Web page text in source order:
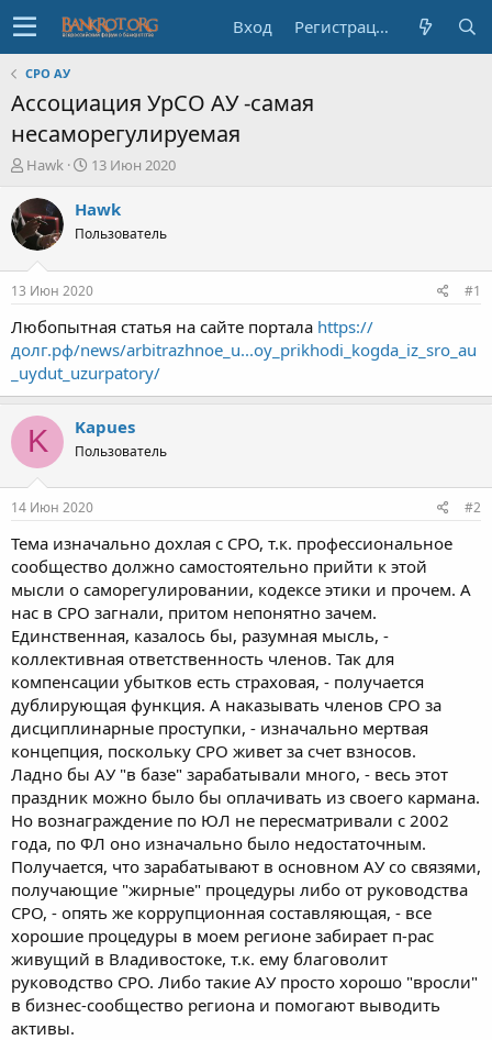
Вход Регистрация
СРО АУ
Ассоциация УрСО АУ -самая
несаморегулируемая
А
т
о
р
е
м
ы
Hawk
Д
т
н
ч
а
л
13 Июн 2020
Hawk
Пользователь
13 Июн 2020 #1
Любопытная статья на сайте портала https://
долг.рф/news/arbitrazhnoe_u...oy_prikhodi_kogda_iz_sro_au
_uydut_uzurpatory/
K Kapues
Пользователь
14 Июн 2020 #2
Тема изначально дохлая с СРО, т.к. профессиональное
сообщество должно самостоятельно прийти к этой
мысли о саморегулировании, кодексе этики и прочем. А
нас в СРО загнали, притом непонятно зачем.
Единственная, казалось бы, разумная мысль, -
коллективная ответственность членов. Так для
компенсации убытков есть страховая, - получается
дублирующая функция. А наказывать членов СРО за
дисциплинарные проступки, - изначально мертвая
концепция, поскольку СРО живет за счет взносов.
Ладно бы АУ "в базе" зарабатывали много, - весь этот
праздник можно было бы оплачивать из своего кармана.
Но вознаграждение по ЮЛ не пересматривали с 2002
года, по ФЛ оно изначально было недостаточным.
Получается, что зарабатывают в основном АУ со связями,
получающие "жирные" процедуры либо от руководства
СРО, - опять же коррупционная составляющая, - все
хорошие процедуры в моем регионе забирает п-рас
живущий в Владивостоке, т.к. ему благоволит
руководство СРО. Либо такие АУ просто хорошо "вросли"
в бизнес-сообщество региона и помогают выводить
активы.